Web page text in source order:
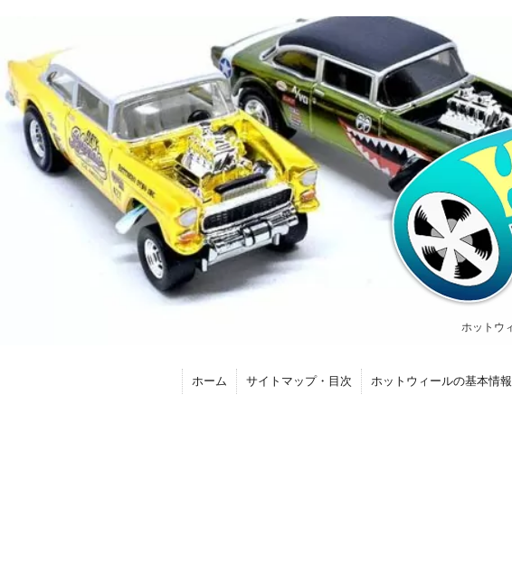
ホットウ
ホーム サイトマップ・目次 ホットウィールの基本情報